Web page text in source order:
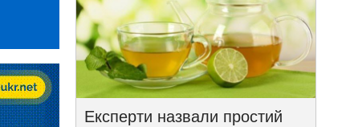
Експерти назвали простий